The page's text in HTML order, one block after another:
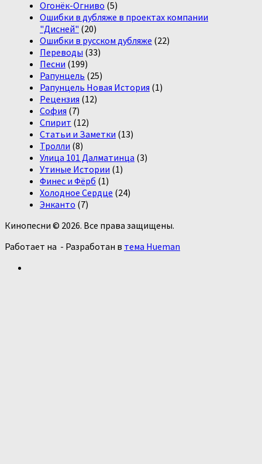
Огонёк-Огниво (5)
Ошибки в дубляже в проектах компании
"Дисней" (20)
Ошибки в русском дубляже (22)
Переводы (33)
Песни (199)
Рапунцель (25)
Рапунцель Новая История (1)
Рецензия (12)
София (7)
Спирит (12)
Статьи и Заметки (13)
Тролли (8)
Улица 101 Далматинца (3)
Утиные Истории (1)
Финес и Фёрб (1)
Холодное Сердце (24)
Энканто (7)
Кинопесни © 2026. Все права защищены.
Работает на - Разработан в тема Hueman